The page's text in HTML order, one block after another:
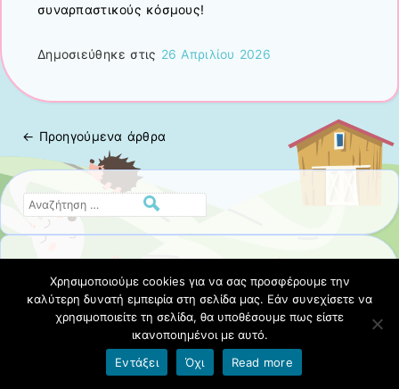
συναρπαστικούς κόσμους!
Δημοσιεύθηκε στις 26 Απριλίου 2026
Πλοήγηση άρθρων
← Προηγούμενα άρθρα
Αναζήτηση
Πρόσφατα άρθρα
Μια γιορτή γεμάτη μηνύματα: «ΟΧΙ ΑΛΛΟ ΠΛΑΣΤΙΚΟ!»
Οι «Υπερασπιστές των ζώων» του Νηπιαγωγείου
Πανόρμου εν δράσει!
Χρησιμοποιούμε cookies για να σας προσφέρουμε την
καλύτερη δυνατή εμπειρία στη σελίδα μας. Εάν συνεχίσετε να
χρησιμοποιείτε τη σελίδα, θα υποθέσουμε πως είστε
ικανοποιημένοι με αυτό.
Εντάξει
Όχι Read more